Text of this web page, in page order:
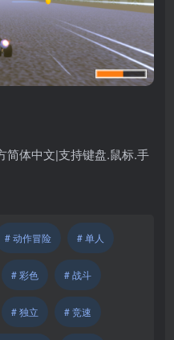
简体中文|支持键盘.鼠标.手
# 动作冒险 # 单人
# 彩色 # 战斗
# 独立 # 竞速